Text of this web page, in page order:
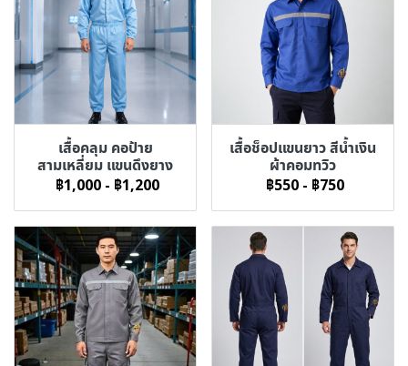
เสื้อคลุม คอป้าย
สามเหลี่ยม แขนดึงยาง
฿1,000 - ฿1,200
เสื้อช็อปแขนยาว สีน้ำเงิน
ผ้าคอมทวิว
฿550 - ฿750